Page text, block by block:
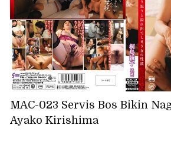
MAC-023 Servis Bos Bikin
Ayako Kirishima